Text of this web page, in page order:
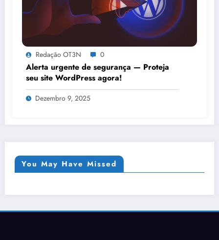
Redação OT3N 0
Alerta urgente de segurança — Proteja
seu site WordPress agora!
Dezembro 9, 2025
You May Have Missed